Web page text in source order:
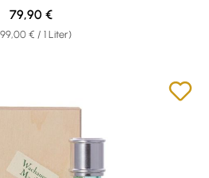
€ / 1 Liter)
Regulärer Preis:
79,90 €